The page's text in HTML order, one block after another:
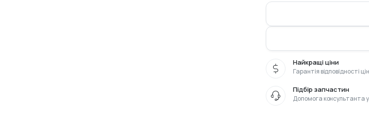
Найкращі ціни
Гарантія відповідності
Підбір запчастин
Допомога консультанта